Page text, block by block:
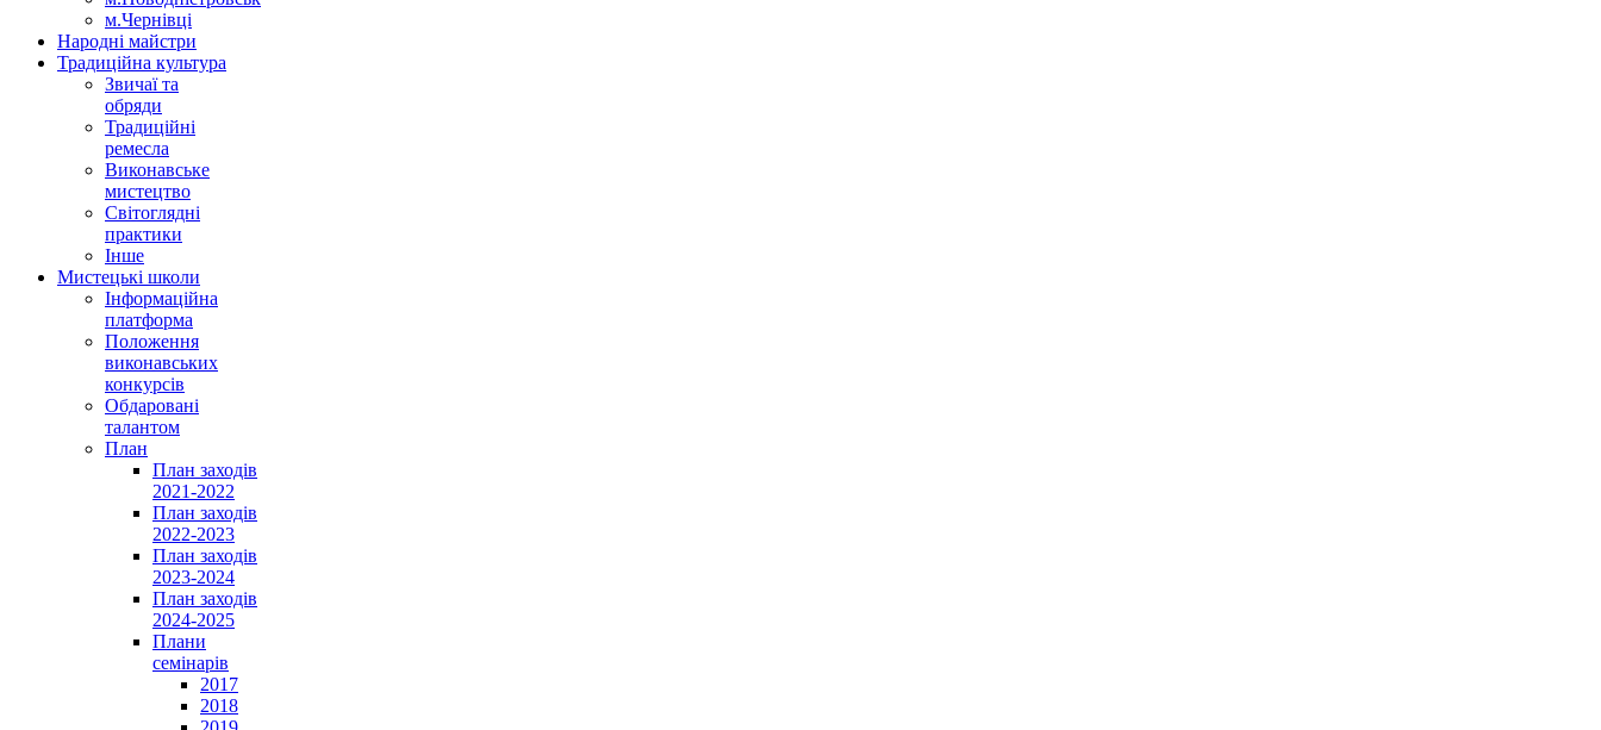
м.Чернівці
Народні майстри
Традиційна культура
Звичаї та
обряди
Традиційні
ремесла
Виконавське
мистецтво
Світоглядні
практики
Інше
Мистецькі школи
Інформаційна
платформа
Положення
виконавських
конкурсів
Обдаровані
талантом
План
План заходів
2021-2022
План заходів
2022-2023
План заходів
2023-2024
План заходів
2024-2025
Плани
семінарів
2017
2018